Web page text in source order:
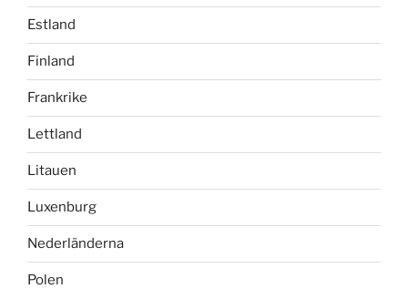
Estland
Finland
Frankrike
Lettland
Litauen
Luxenburg
Nederländerna
Polen